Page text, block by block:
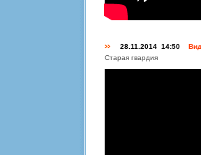
28.11.2014 14:50
Старая гвардия